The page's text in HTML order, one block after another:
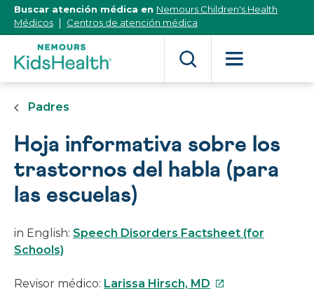
[Skip
Content]
Buscar atención médica en Nemours Children's Health
Médicos
Centros de atención médica
Padres
Hoja informativa sobre los
trastornos del habla (para
las escuelas)
in English: Speech Disorders Factsheet (for
Schools)
Revisor médico: Larissa Hirsch, MD Este